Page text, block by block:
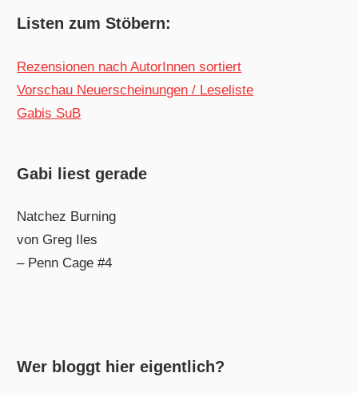
Listen zum Stöbern:
Rezensionen nach AutorInnen sortiert
Vorschau Neuerscheinungen / Leseliste
Gabis SuB
Gabi liest gerade
Natchez Burning
von Greg Iles
– Penn Cage #4
Wer bloggt hier eigentlich?